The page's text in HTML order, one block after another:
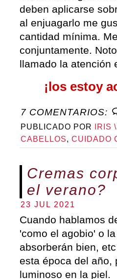
deben aplicarse
al enjuagarlo me
cantidad mínima.
conjuntamente.
llamado la atención
¡los estoy
7 COMENTARIOS:
PUBLICADO POR
IRIS
CABELLOS, CUIDADO
Cremas
el verano?
23 JUL 2021
Cuando hablamos
'como el agobio' o
absorberán bien,
esta época del año,
luminoso en la piel.